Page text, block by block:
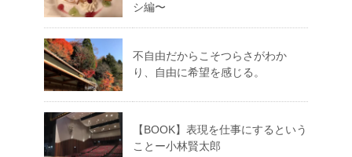
シ編〜
不自由だからこそつらさがわか
り、自由に希望を感じる。
【BOOK】表現を仕事にするという
ことー小林賢太郎